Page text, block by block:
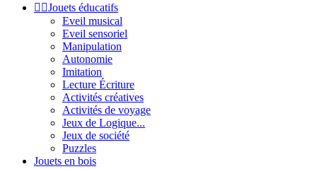
 Jouets éducatifs
Eveil musical
Eveil sensoriel
Manipulation
Autonomie
Imitation
Lecture Écriture
Activités créatives
Activités de voyage
Jeux de Logique...
Jeux de société
Puzzles
Jouets en bois